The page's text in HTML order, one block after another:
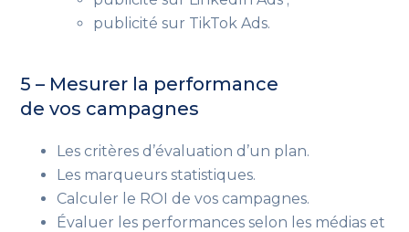
publicité sur TikTok Ads.
5 – Mesurer la performance
de vos campagnes
Les critères d’évaluation d’un plan.
Les marqueurs statistiques.
Calculer le ROI de vos campagnes.
Évaluer les performances selon les médias et